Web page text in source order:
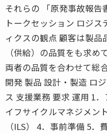
それらの 「原発事故報告
トークセッション ロジ
ィクスの観点 顧客は製
（供給）の品質をも求め
両者の品質を合わせて総
開発 製品 設計・製造 ロ
ス 支援業務 要求 運用 1
イフサイクルマネジメン
（ILS） 4．事前準備 5